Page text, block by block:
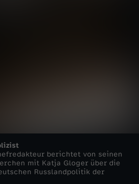
berichtet von seinen
mit Katja Gloger über die
Russlandpolitik der